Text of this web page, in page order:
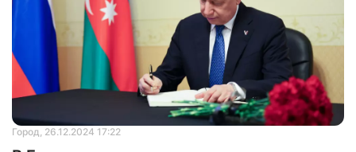
Город, 26.12.2024 17:22